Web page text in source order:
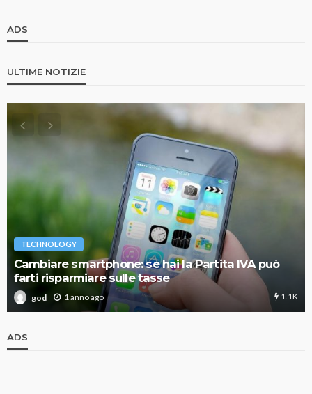
ADS
ULTIME NOTIZIE
TECHNOLOGY
Cambiare smartphone: se hai la Partita IVA può
farti risparmiare sulle tasse
god 1 anno ago 1.1K
ADS